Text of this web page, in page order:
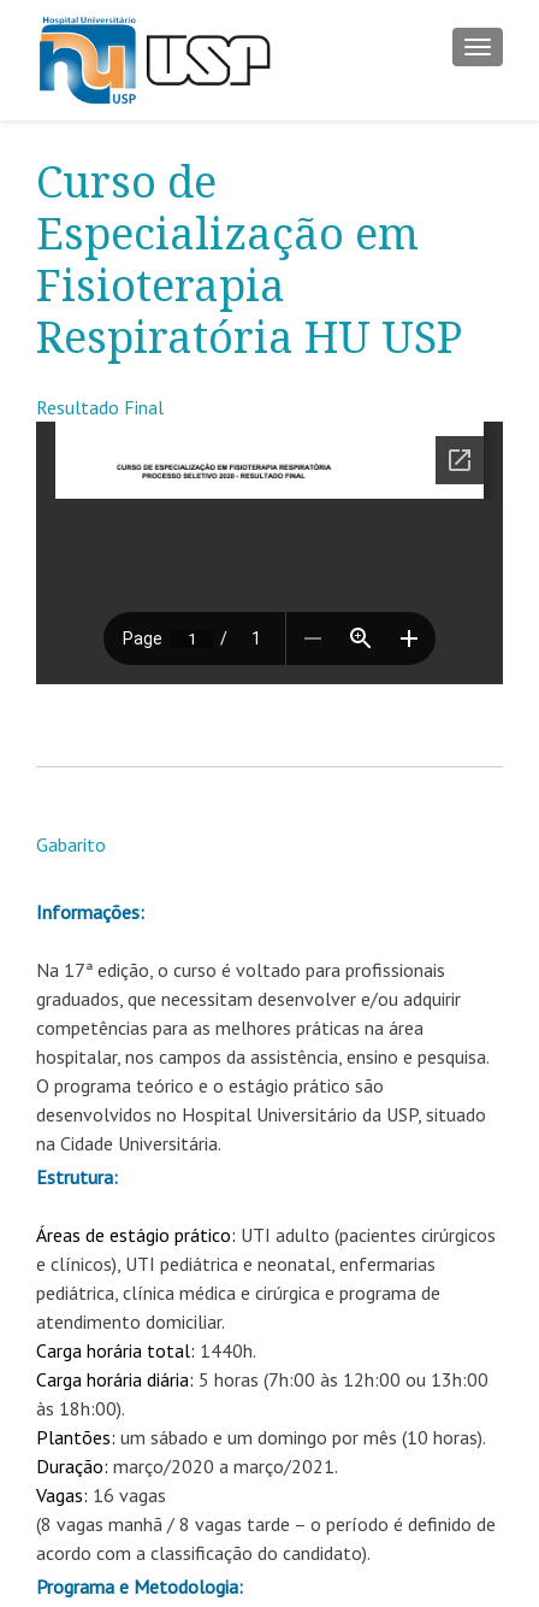
Curso de
Especialização em
Fisioterapia
Respiratória HU USP
Resultado Final
Gabarito
Informações:
Na 17ª edição, o curso é voltado para profissionais
graduados, que necessitam desenvolver e/ou adquirir
competências para as melhores práticas na área
hospitalar, nos campos da assistência, ensino e pesquisa.
O programa teórico e o estágio prático são
desenvolvidos no Hospital Universitário da USP, situado
na Cidade Universitária.
Estrutura:
Áreas de estágio prático: UTI adulto (pacientes cirúrgicos
e clínicos), UTI pediátrica e neonatal, enfermarias
pediátrica, clínica médica e cirúrgica e programa de
atendimento domiciliar.
Carga horária total: 1440h.
Carga horária diária: 5 horas (7h:00 às 12h:00 ou 13h:00
às 18h:00).
Plantões: um sábado e um domingo por mês (10 horas).
Duração: março/2020 a março/2021.
Vagas: 16 vagas
(8 vagas manhã / 8 vagas tarde – o período é definido de
acordo com a classificação do candidato).
Programa e Metodologia: